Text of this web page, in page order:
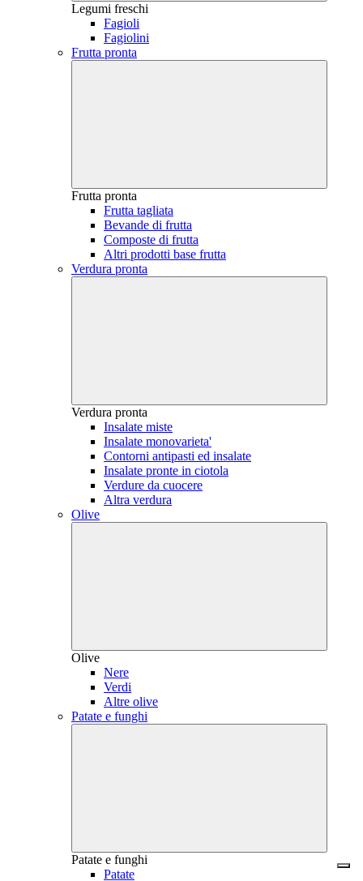
Legumi freschi
Fagioli
Fagiolini
Frutta pronta
Frutta pronta
Frutta tagliata
Bevande di frutta
Composte di frutta
Altri prodotti base frutta
Verdura pronta
Verdura pronta
Insalate miste
Insalate monovarieta'
Contorni antipasti ed insalate
Insalate pronte in ciotola
Verdure da cuocere
Altra verdura
Olive
Olive
Nere
Verdi
Altre olive
Patate e funghi
Patate e funghi
Patate